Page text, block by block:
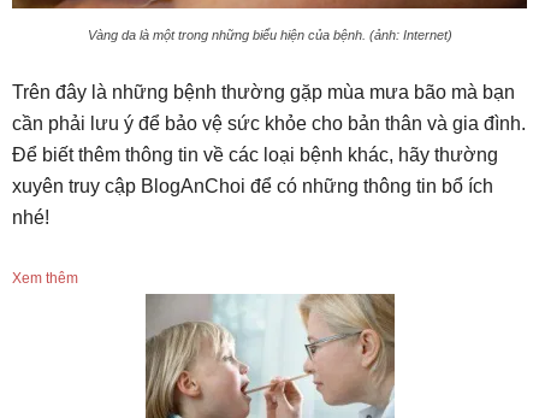
Vàng da là một trong những biểu hiện của bệnh. (ảnh: Internet)
Trên đây là những bệnh thường gặp mùa mưa bão mà bạn
cần phải lưu ý để bảo vệ sức khỏe cho bản thân và gia đình.
Để biết thêm thông tin về các loại bệnh khác, hãy thường
xuyên truy cập BlogAnChoi để có những thông tin bổ ích
nhé!
Xem thêm